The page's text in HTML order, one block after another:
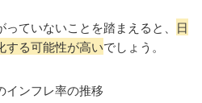
ていないことを踏まえると、
日
する可能性が高いでしょう。
インフレ率の推移